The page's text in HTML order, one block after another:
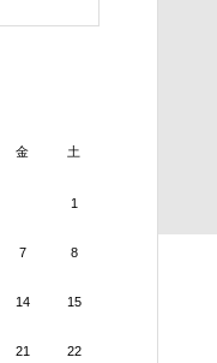
金 土
1
7 8
14 15
21 22